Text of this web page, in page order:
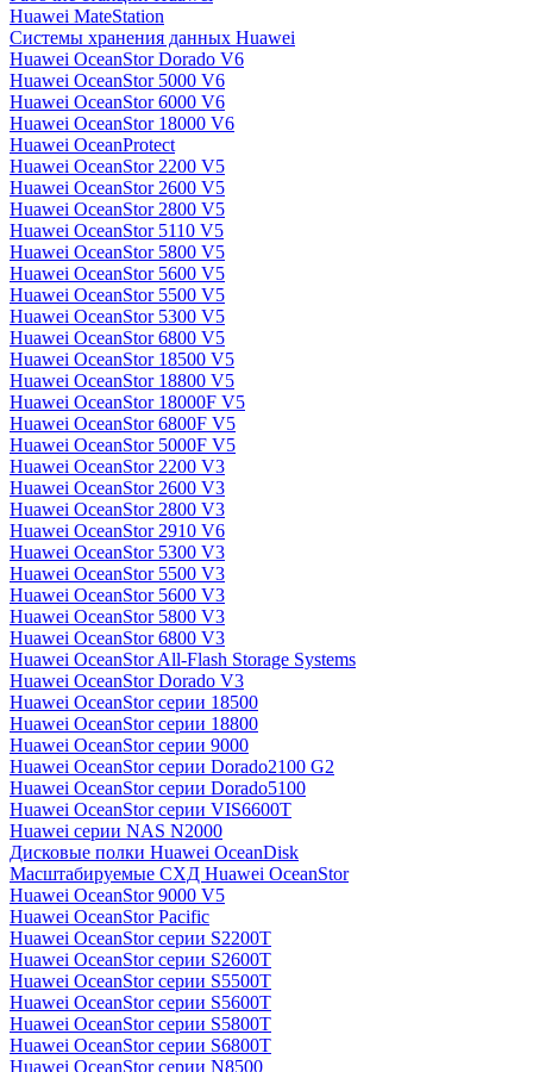
Huawei MateStation
Системы хранения данных Huawei
Huawei OceanStor Dorado V6
Huawei OceanStor 5000 V6
Huawei OceanStor 6000 V6
Huawei OceanStor 18000 V6
Huawei OceanProtect
Huawei OceanStor 2200 V5
Huawei OceanStor 2600 V5
Huawei OceanStor 2800 V5
Huawei OceanStor 5110 V5
Huawei OceanStor 5800 V5
Huawei OceanStor 5600 V5
Huawei OceanStor 5500 V5
Huawei OceanStor 5300 V5
Huawei OceanStor 6800 V5
Huawei OceanStor 18500 V5
Huawei OceanStor 18800 V5
Huawei OceanStor 18000F V5
Huawei OceanStor 6800F V5
Huawei OceanStor 5000F V5
Huawei OceanStor 2200 V3
Huawei OceanStor 2600 V3
Huawei OceanStor 2800 V3
Huawei OceanStor 2910 V6
Huawei OceanStor 5300 V3
Huawei OceanStor 5500 V3
Huawei OceanStor 5600 V3
Huawei OceanStor 5800 V3
Huawei OceanStor 6800 V3
Huawei OceanStor All-Flash Storage Systems
Huawei OceanStor Dorado V3
Huawei OceanStor серии 18500
Huawei OceanStor серии 18800
Huawei OceanStor серии 9000
Huawei OceanStor серии Dorado2100 G2
Huawei OceanStor серии Dorado5100
Huawei OceanStor серии VIS6600T
Huawei серии NAS N2000
Дисковые полки Huawei OceanDisk
Масштабируемые СХД Huawei OceanStor
Huawei OceanStor 9000 V5
Huawei OceanStor Pacific
Huawei OceanStor серии S2200T
Huawei OceanStor серии S2600T
Huawei OceanStor серии S5500T
Huawei OceanStor серии S5600T
Huawei OceanStor серии S5800T
Huawei OceanStor серии S6800T
Huawei OceanStor серии N8500